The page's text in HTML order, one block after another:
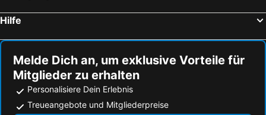
Hilfe
Melde Dich an, um exklusive Vorteile für
Mitglieder zu erhalten
Personalisiere Dein Erlebnis
Treueangebote und Mitgliederpreise